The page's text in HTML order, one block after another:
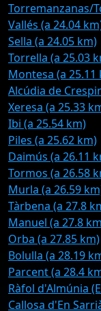
Torremanzanas/
Vallés (a 24.04
Sella (a 24.05 km)
Torrella (a 25.03
Montesa (a 25.11
Alcúdia de
Xeresa (a 25.33
Ibi (a 25.54 km)
Piles (a 25.62 km)
Daimús (a 26.11
Tormos (a 26.58
Murla (a 26.59
Tàrbena (a 27.8
Manuel (a 27.8
Orba (a 27.85 km)
Bolulla (a 28.19
Parcent (a 28.4
Ràfol d'Almúnia
Callosa d'En